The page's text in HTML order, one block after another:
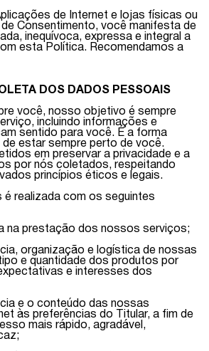
de Internet e lojas físicas ou
Consentimento, você manifesta de
inequívoca, expressa e integral a
esta Política. Recomendamos a
DOS DADOS PESSOAIS
você, nosso objetivo é sempre
incluindo informações e
sentido para você. É a forma
estar sempre perto de você.
em preservar a privacidade e a
por nós coletados, respeitando
princípios éticos e legais.
é realizada com os seguintes
na prestação dos nossos serviços;
organização e logística de nossas
e quantidade dos produtos por
e interesses dos
e o conteúdo das nossas
às preferências do Titular, a fim de
mais rápido, agradável,